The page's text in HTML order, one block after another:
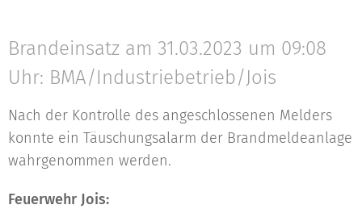
Brandeinsatz am 31.03.2023 um 09:08
Uhr: BMA/Industriebetrieb/Jois
Nach der Kontrolle des angeschlossenen Melders
konnte ein Täuschungsalarm der Brandmeldeanlage
wahrgenommen werden.
Feuerwehr Jois: